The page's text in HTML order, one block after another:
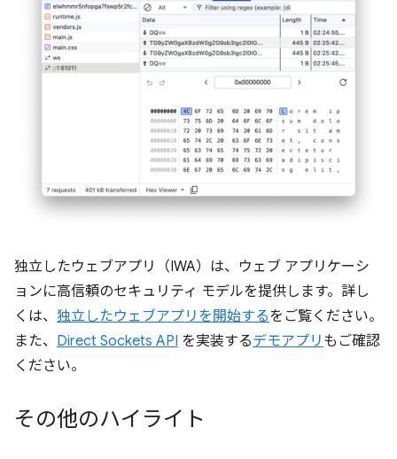
独立したウェブアプリ（IWA）は、ウェブ アプリケーシ
ョンに高信頼のセキュリティ モデルを提供します。詳し
くは、 独立したウェブアプリを開始するをご覧ください。
また、 Direct Sockets API を実装するデモアプリ もご確認
ください。
その他のハイライト